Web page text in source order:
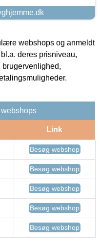
webshops og anmeldt
deres prisniveau,
Link
Besøg webshop
Besøg webshop
Besøg webshop
Besøg webshop
Besøg webshop